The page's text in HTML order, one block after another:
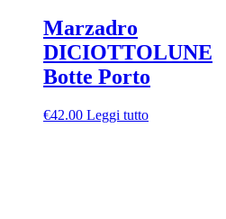
Marzadro
DICIOTTOLUNE
Botte Porto
€42.00 Leggi tutto